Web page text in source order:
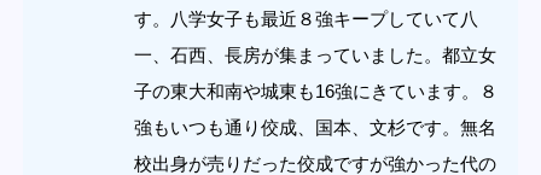
す。八学女子も最近８強キープしていて八
一、石西、長房が集まっていました。都立女
子の東大和南や城東も16強にきています。８
強もいつも通り佼成、国本、文杉です。無名
校出身が売りだった佼成ですが強かった代の